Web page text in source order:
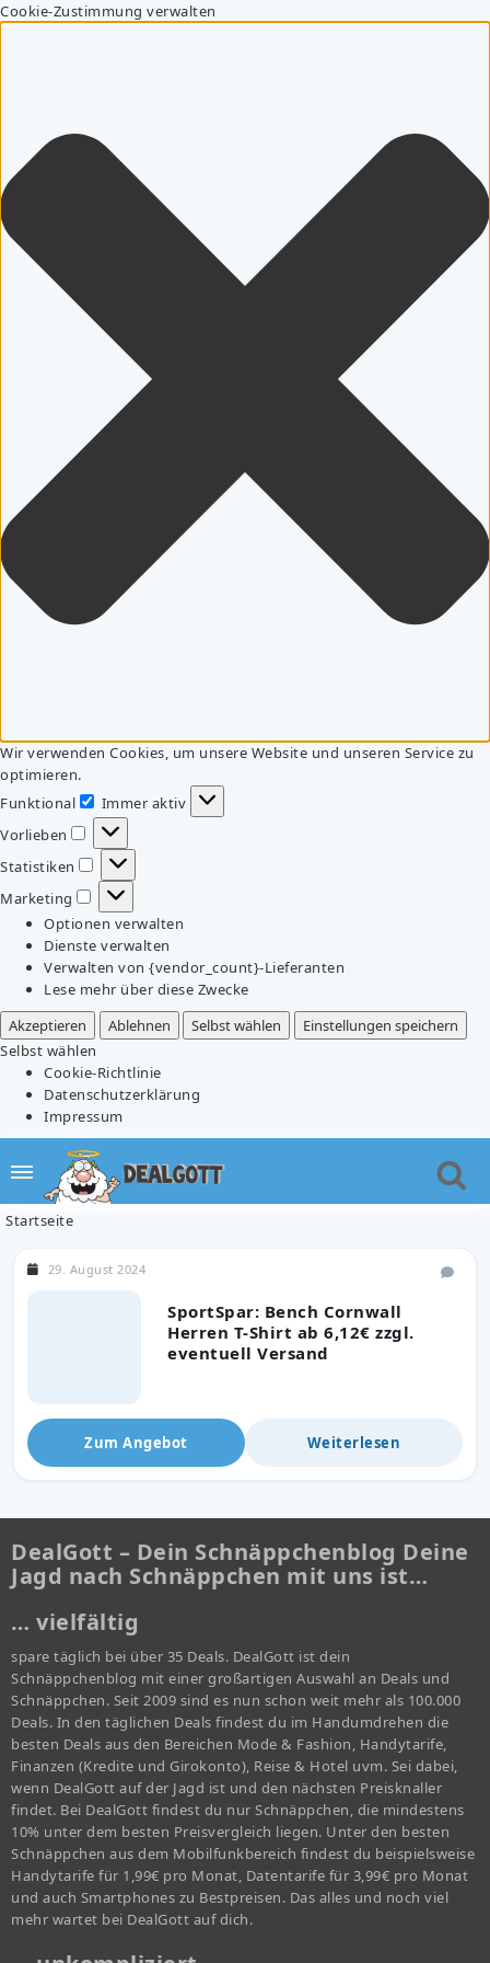
Cookie-Zustimmung verwalten
Wir verwenden Cookies, um unsere Website und unseren Service zu
optimieren.
Funktional
Funktional
Immer aktiv
Vorlieben
Vorlieben
Statistiken
Statistiken
Marketing
Marketing
Optionen verwalten
Dienste verwalten
Verwalten von {vendor_count}-Lieferanten
Lese mehr über diese Zwecke
Akzeptieren
Ablehnen Selbst wählen
Einstellungen speichern
Selbst wählen
Cookie-Richtlinie
Datenschutzerklärung
Impressum
Startseite
SportSpar: Bench Cornwall
Herren T-Shirt ab 6,12€ zzgl.
eventuell Versand
29. August 2024
Zum Angebot Weiterlesen
DealGott – Dein Schnäppchenblog Deine
Jagd nach Schnäppchen mit uns ist…
… vielfältig
spare täglich bei über 35 Deals. DealGott ist dein
Schnäppchenblog mit einer großartigen Auswahl an Deals und
Schnäppchen. Seit 2009 sind es nun schon weit mehr als 100.000
Deals. In den täglichen Deals findest du im Handumdrehen die
besten Deals aus den Bereichen Mode & Fashion, Handytarife,
Finanzen (Kredite und Girokonto), Reise & Hotel uvm. Sei dabei,
wenn DealGott auf der Jagd ist und den nächsten Preisknaller
findet. Bei DealGott findest du nur Schnäppchen, die mindestens
10% unter dem besten Preisvergleich liegen. Unter den besten
Schnäppchen aus dem Mobilfunkbereich findest du beispielsweise
Handytarife für 1,99€ pro Monat, Datentarife für 3,99€ pro Monat
und auch Smartphones zu Bestpreisen. Das alles und noch viel
mehr wartet bei DealGott auf dich.